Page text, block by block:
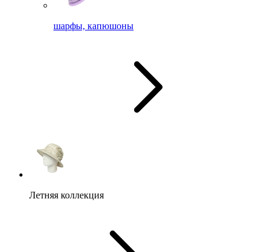
шарфы, капюшоны
Летняя коллекция